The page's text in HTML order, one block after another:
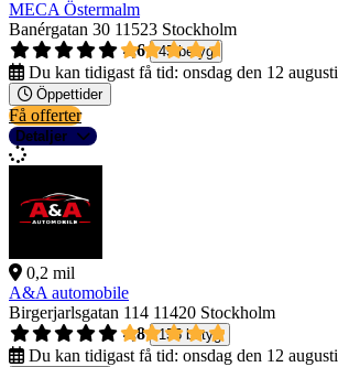
MECA Östermalm
Banérgatan 30 11523 Stockholm
4,6
45 betyg
Du kan tidigast få tid: onsdag den 12 augusti
Öppettider
Få offerter
Detaljer
0,2 mil
A&A automobile
Birgerjarlsgatan 114 11420 Stockholm
4,8
155 betyg
Du kan tidigast få tid: onsdag den 12 augusti